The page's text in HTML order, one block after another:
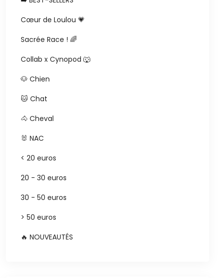
Cœur de Loulou 💗
Sacrée Race ! 🌈
Collab x Cynopod 🐺
🐶 Chien
🐱 Chat
🐴 Cheval
🐰 NAC
< 20 euros
20 - 30 euros
30 - 50 euros
> 50 euros
🔥 NOUVEAUTÉS